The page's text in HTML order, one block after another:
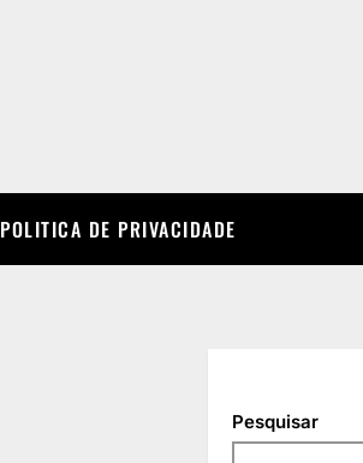
POLITICA DE PRIVACIDADE
Pesquisar